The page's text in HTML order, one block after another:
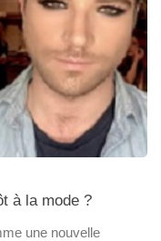
à la mode ?
une nouvelle